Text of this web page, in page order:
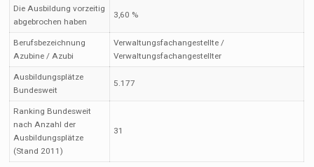
Die Ausbildung vorzeitig
abgebrochen haben
3,60 %
Berufsbezeichnung
Azubine / Azubi
Verwaltungsfachangestellte /
Verwaltungsfachangestellter
Ausbildungsplätze
Bundesweit
5.177
Ranking Bundesweit
nach Anzahl der
Ausbildungsplätze
(Stand 2011)
31